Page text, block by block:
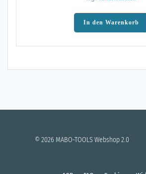
In den Warenkorb
© 2026 MABO-TOOLS Webshop 2.0